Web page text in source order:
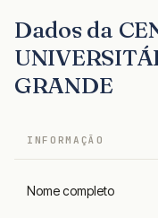
Dados da
GRANDE
INFORMAÇÃO
Nome completo